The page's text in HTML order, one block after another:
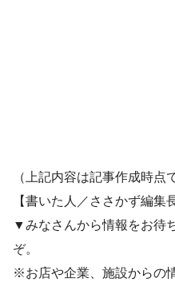
（上記内容は記事作成時点
【書いた人／ささかず編集
▼みなさんから情報をお待
ぞ。
※お店や企業、施設からの